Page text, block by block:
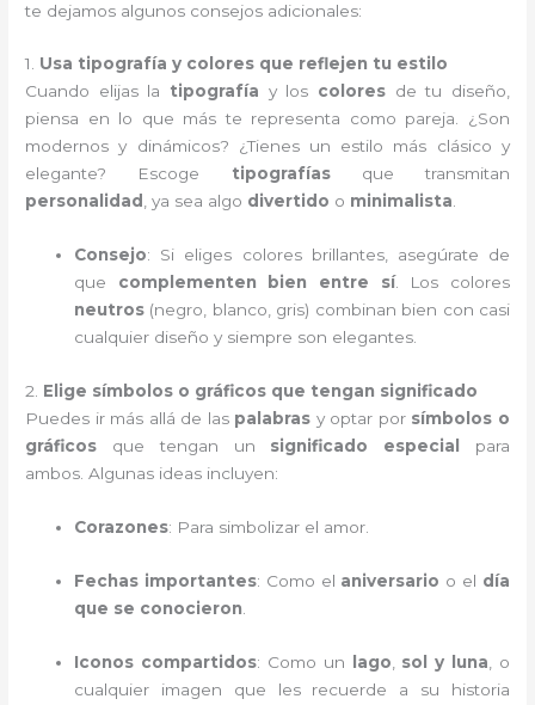
te dejamos algunos consejos adicionales:
1. Usa tipografía y colores que reflejen tu estilo
Cuando elijas la tipografía y los coloresde tu diseño,
piensa en lo que más te representa como pareja. ¿Son
modernos y dinámicos? ¿Tienes un estilo más clásico y
elegante? Escoge tipografíasque transmitan
personalidad , ya sea algo divertido o minimalista.
Consejo: Si eliges colores brillantes, asegúrate de
que complementen bien entre sí. Los colores
neutros (negro, blanco, gris) combinan bien con casi
cualquier diseño y siempre son elegantes.
2. Elige símbolos o gráficos que tengan significado
Puedes ir más allá de las palabras y optar por símbolos o
gráficos que tengan un significado especial
para
ambos. Algunas ideas incluyen:
Corazones: Para simbolizar el amor.
Fechas importantes: Como el aniversario o el día
que se conocieron
Iconos compartidos: Como un lago sol y luna , o
cualquier imagen que les recuerde a su historia